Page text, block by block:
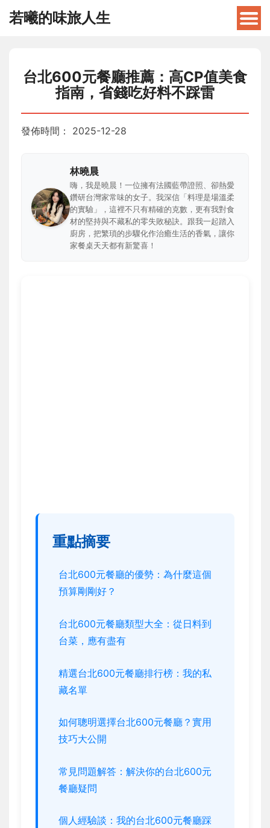
若曦的味旅人生
台北600元餐廳推薦：高CP值美食
指南，省錢吃好料不踩雷
發佈時間： 2025-12-28
林曉晨
嗨，我是曉晨！一位擁有法國藍帶證照、卻熱愛
鑽研台灣家常味的女子。我深信「料理是場溫柔
的實驗」，這裡不只有精確的克數，更有我對食
材的堅持與不藏私的零失敗秘訣。跟我一起踏入
廚房，把繁瑣的步驟化作治癒生活的香氣，讓你
家餐桌天天都有新驚喜！
重點摘要
台北600元餐廳的優勢：為什麼這個
預算剛剛好？
台北600元餐廳類型大全：從日料到
台菜，應有盡有
精選台北600元餐廳排行榜：我的私
藏名單
如何聰明選擇台北600元餐廳？實用
技巧大公開
常見問題解答：解決你的台北600元
餐廳疑問
個人經驗談：我的台北600元餐廳踩